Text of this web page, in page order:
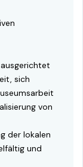
sich
von
der lokalen
und